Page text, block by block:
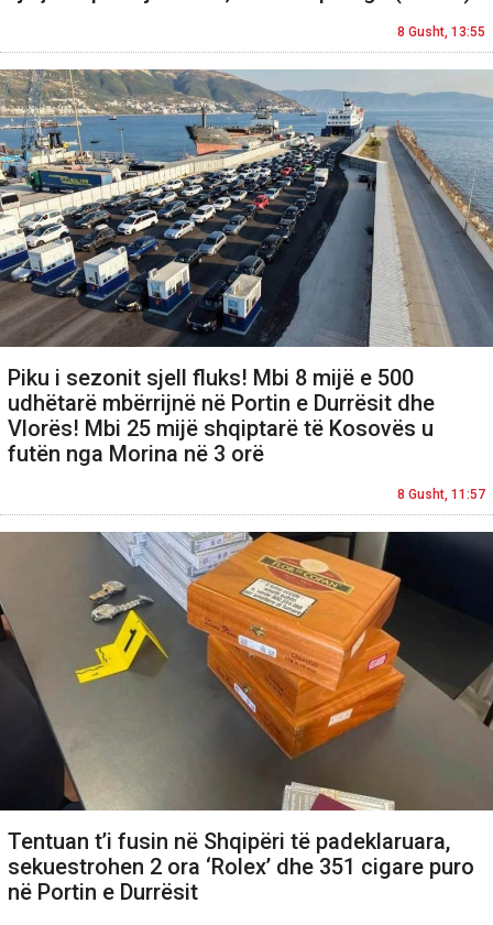
8 Gusht, 13:55
Piku i sezonit sjell fluks! Mbi 8 mijë e 500
udhëtarë mbërrijnë në Portin e Durrësit dhe
Vlorës! Mbi 25 mijë shqiptarë të Kosovës u
futën nga Morina në 3 orë
8 Gusht, 11:57
Tentuan t’i fusin në Shqipëri të padeklaruara,
sekuestrohen 2 ora ‘Rolex’ dhe 351 cigare puro
në Portin e Durrësit